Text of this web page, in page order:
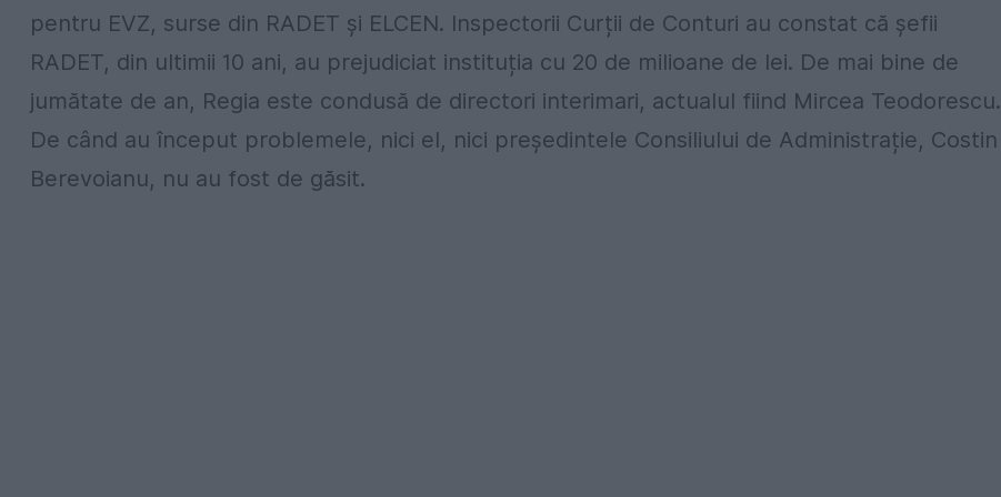
pentru EVZ, surse din RADET și ELCEN. Inspectorii Curții de Conturi au constat că șefii
RADET, din ultimii 10 ani, au prejudiciat instituția cu 20 de milioane de lei. De mai bine de
jumătate de an, Regia este condusă de directori interimari, actualul fiind Mircea Teodorescu.
De când au început problemele, nici el, nici președintele Consiliului de Administrație, Costin
Berevoianu, nu au fost de găsit.